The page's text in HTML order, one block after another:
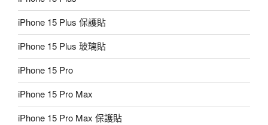
iPhone 15 Plus 保護貼
iPhone 15 Plus 玻璃貼
iPhone 15 Pro
iPhone 15 Pro Max
iPhone 15 Pro Max 保護貼